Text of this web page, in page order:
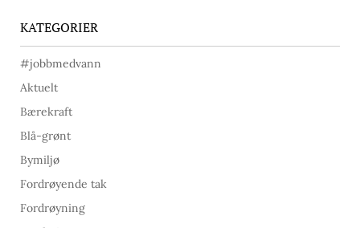
KATEGORIER
#jobbmedvann
Aktuelt
Bærekraft
Blå-grønt
Bymiljø
Fordrøyende tak
Fordrøyning